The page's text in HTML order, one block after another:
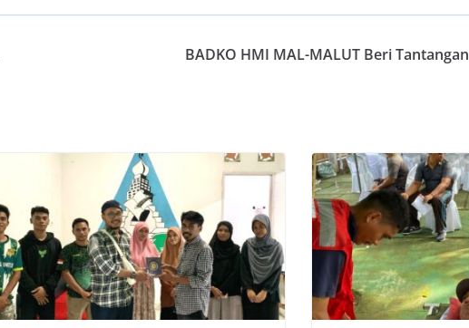
BADKO HMI MAL-MALUT Beri